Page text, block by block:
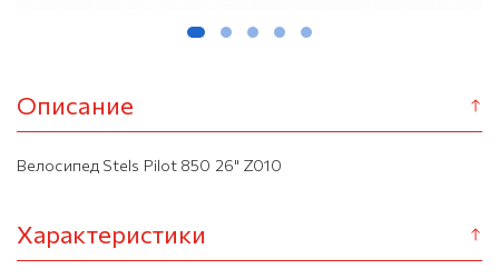
Описание
Велосипед Stels Pilot 850 26" Z010
Характеристики